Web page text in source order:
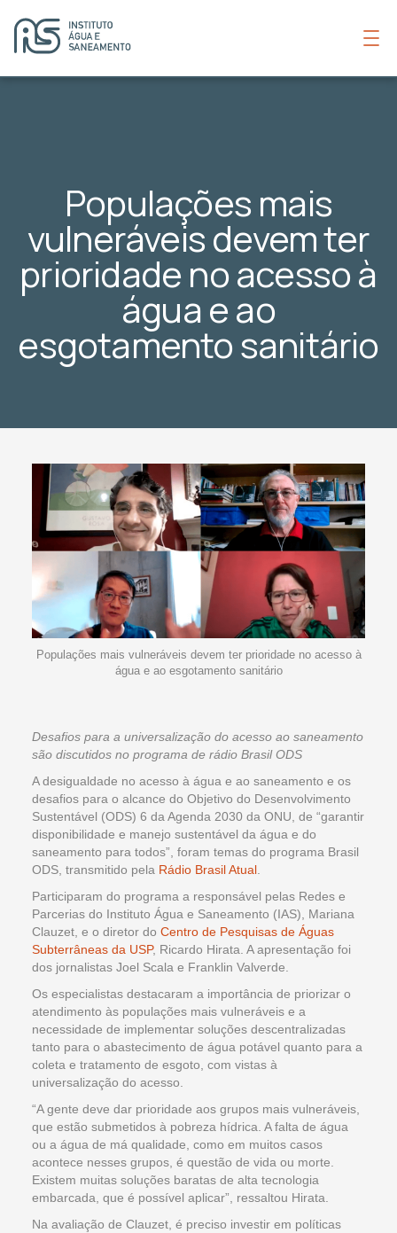
Populações mais
vulneráveis devem ter
prioridade no acesso à
água e ao
esgotamento sanitário
Populações mais vulneráveis devem ter prioridade no acesso à
água e ao esgotamento sanitário
Desafios para a universalização do acesso ao saneamento
são discutidos no programa de rádio Brasil ODS
A desigualdade no acesso à água e ao saneamento e os
desafios para o alcance do Objetivo do Desenvolvimento
Sustentável (ODS) 6 da Agenda 2030 da ONU, de “garantir
disponibilidade e manejo sustentável da água e do
saneamento para todos”, foram temas do programa Brasil
ODS, transmitido pela Rádio Brasil Atual
Participaram do programa a responsável pelas Redes e
Parcerias do Instituto Água e Saneamento (IAS), Mariana
Clauzet, e o diretor do Centro de Pesquisas de Águas
Subterrâneas da USP, Ricardo Hirata. A apresentação foi
dos jornalistas Joel Scala e Franklin Valverde.
Os especialistas destacaram a importância de priorizar o
atendimento às populações mais vulneráveis e a
necessidade de implementar soluções descentralizadas
tanto para o abastecimento de água potável quanto para a
coleta e tratamento de esgoto, com vistas à
universalização do acesso.
“A gente deve dar prioridade aos grupos mais vulneráveis,
que estão submetidos à pobreza hídrica. A falta de água
ou a água de má qualidade, como em muitos casos
acontece nesses grupos, é questão de vida ou morte.
Existem muitas soluções baratas de alta tecnologia
embarcada, que é possível aplicar”, ressaltou Hirata.
Na avaliação de Clauzet, é preciso investir em políticas